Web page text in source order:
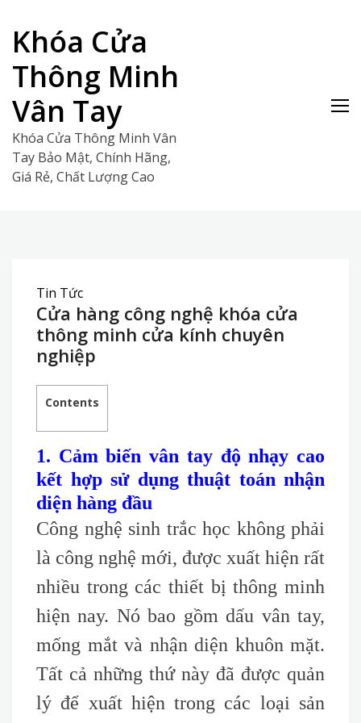
content
Khóa Cửa
Thông Minh
Vân Tay
Khóa Cửa Thông Minh Vân
Tay Bảo Mật, Chính Hãng,
Giá Rẻ, Chất Lượng Cao
Tin Tức
Cửa hàng công nghệ khóa cửa
thông minh cửa kính chuyên
nghiệp
Contents
1. Cảm biến vân tay độ nhạy cao
kết hợp sử dụng thuật toán nhận
diện hàng đầu
Công nghệ sinh trắc học không phải
là công nghệ mới, được xuất hiện rất
nhiều trong các thiết bị thông minh
hiện nay. Nó bao gồm dấu vân tay,
mống mắt và nhận diện khuôn mặt.
Tất cả những thứ này đã được quản
lý để xuất hiện trong các loại sản